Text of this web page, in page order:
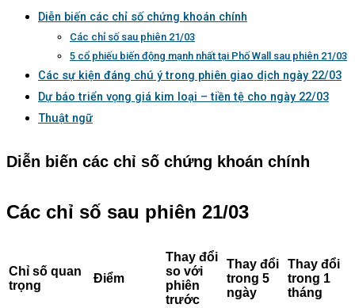
Diễn biến các chỉ số chứng khoán chính
Các chỉ số sau phiên 21/03
5 cổ phiếu biến động mạnh nhất tại Phố Wall sau phiên 21/03
Các sự kiện đáng chú ý trong phiên giao dịch ngày 22/03
Dự báo triển vọng giá kim loại – tiền tệ cho ngày 22/03
Thuật ngữ
Diễn biến các chỉ số chứng khoán chính
Các chỉ số sau phiên 21/03
Chỉ số quan
trọng
Điểm
Thay đổi
so với
phiên
trước
Thay đổi
trong 5
ngày
Thay đổi
trong 1
tháng